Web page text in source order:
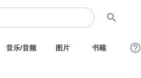
search
音乐/音频 图片 书籍 help_outline